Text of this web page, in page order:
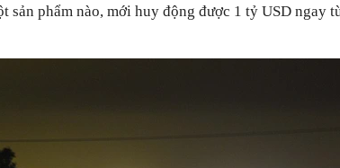
sản phẩm nào, mới huy động được 1 tỷ USD ngay